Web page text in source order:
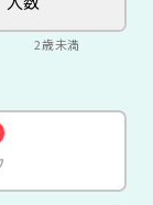
2歳未満